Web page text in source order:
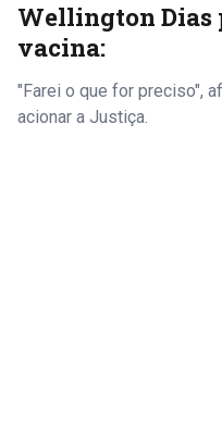
Wellington Dias
vacina:
"Farei o que for preciso",
acionar a Justiça.